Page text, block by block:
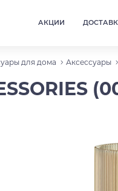
АКЦИИ
для дома Аксессуары